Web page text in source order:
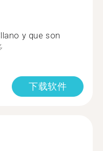
y que son
下载软件